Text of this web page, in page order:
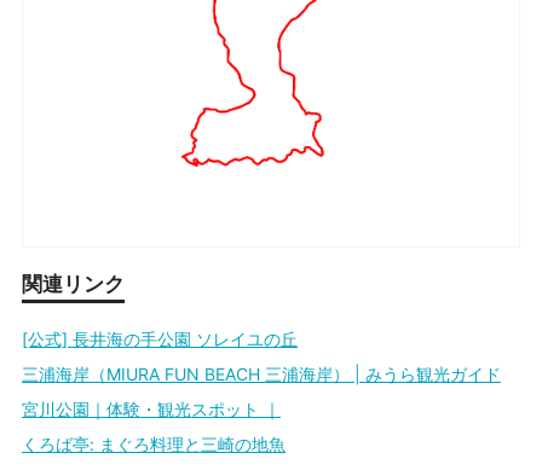
関連リンク
[公式] 長井海の手公園 ソレイユの丘
三浦海岸（MIURA FUN BEACH 三浦海岸） | みうら観光ガイド
宮川公園｜体験・観光スポット ｜
くろば亭: まぐろ料理と三崎の地魚